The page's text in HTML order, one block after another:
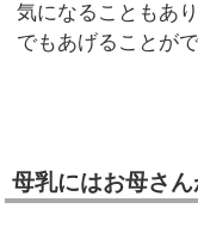
気になることもあ
でもあげることがで
母乳にはお母さ